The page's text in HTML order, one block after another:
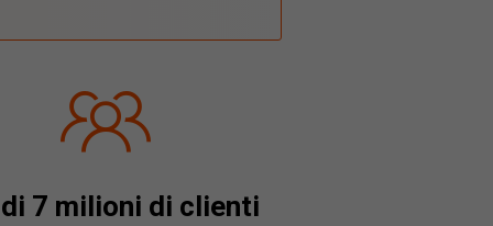
-
-
-
7 milioni di clienti